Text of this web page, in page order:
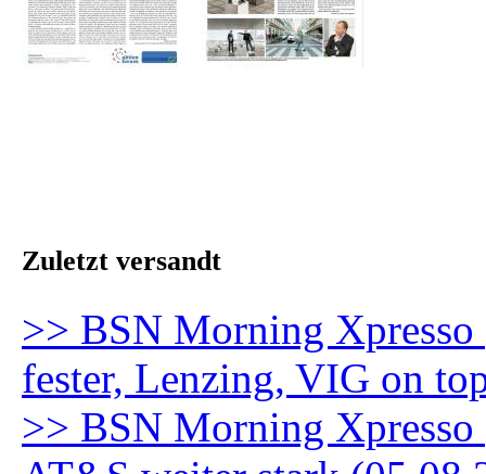
Zuletzt versandt
>> BSN Morning
fester, Lenzing, VIG on
>> BSN Morning